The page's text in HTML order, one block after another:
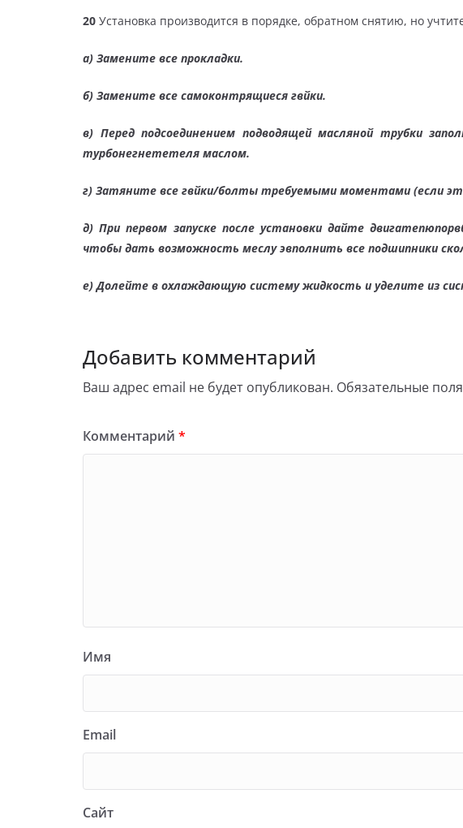
20 Установка производится в порядке, обратном снятию, но
а) Замените все прокладки.
б) Замените все самоконтрящиеся гвйки.
в) Перед подсоединением подводящей масляной трубки
турбонегнететеля маслом.
г) Затяните все гвйки/болты требуемыми моментами (если
д) При первом запуске после установки дайте
чтобы дать возможность меслу эвполнить все подшипники
е) Долейте в охлаждающую систему жидкость и уделите из
Добавить комментарий
Ваш адрес email не будет опубликован. Обязательные
Комментарий *
Имя
Email
Сайт